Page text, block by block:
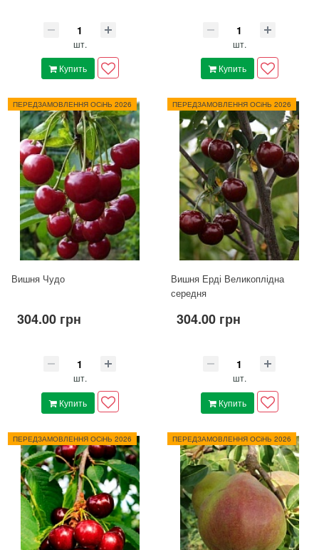
шт.
Купить
шт.
Купить
ПЕРЕДЗАМОВЛЕННЯ ОСіНЬ 2026
Вишня Чудо
304.00 грн
шт.
Купить
ПЕРЕДЗАМОВЛЕННЯ ОСіНЬ 2026
Вишня Ерді Великоплідна
середня
304.00 грн
шт.
Купить
ПЕРЕДЗАМОВЛЕННЯ ОСіНЬ 2026 ПЕРЕДЗАМОВЛЕННЯ ОСіНЬ 2026